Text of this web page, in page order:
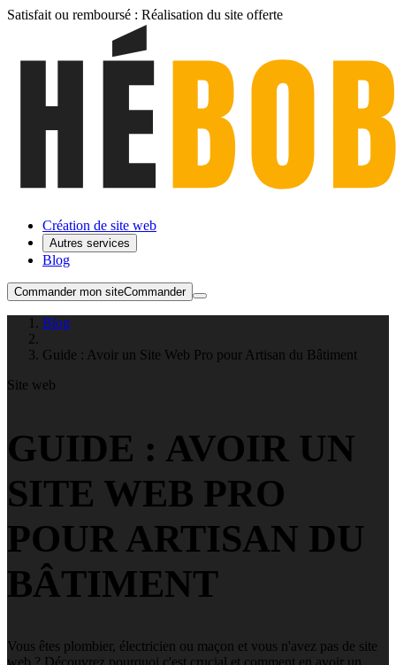
Satisfait ou remboursé : Réalisation du site offerte
Création de site web
Autres services
Blog
Commander mon siteCommander
Blog
Guide : Avoir un Site Web Pro pour Artisan du Bâtiment
Site web
GUIDE : AVOIR UN
SITE WEB PRO
POUR ARTISAN DU
BÂTIMENT
Vous êtes plombier, électricien ou maçon et vous n'avez pas de site
web ? Découvrez pourquoi c'est crucial et comment en avoir un